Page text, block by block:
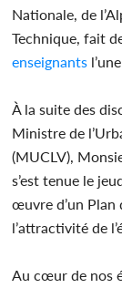
Nationale, de
Technique, fait
enseignants
À la suite des
Ministre de
(MUCLV),
s’est tenue le
œuvre d’un
l’attractivité de
Au cœur de nos